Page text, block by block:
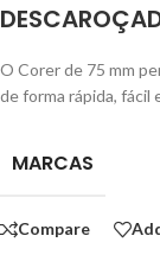
O Corer de 75 mm
de forma rápida, fácil
MARCAS
Compare